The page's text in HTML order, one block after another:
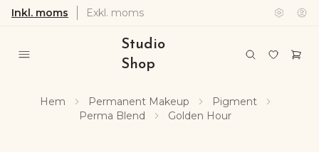
Inkl. moms Exkl. moms
Studio
Shop
Hem Permanent Makeup
Pigment
Perma Blend
Golden Hour